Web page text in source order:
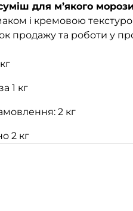
для м’якого
і кремовою
продажу та роботи у
1 кг
2 кг
2 кг